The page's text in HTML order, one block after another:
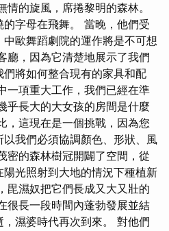
的旋風，席捲黎明的森林。
字母在飛舞。 當晚，他們受
歐舞蹈劇院的運作將是不可想
廳，因為它清楚地展示了我們
將如何整合現有的家具和配
一項重大工作，我們已經在準
乎長大的大女孩的房間是什麼
，這現在是一個挑戰，因為您
我們必須協調顏色、形狀、風
密的森林樹冠開闢了空間，從
光照射到大地的情況下種植新
毘濕奴把它們長成又大又壯的
很長一段時間內蓬勃發展並結
濕婆時代再次到來。 對他們